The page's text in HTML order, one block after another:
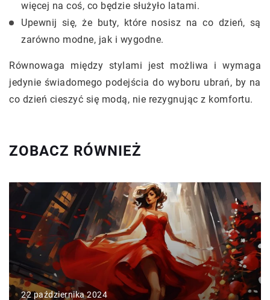
więcej na coś, co będzie służyło latami.
Upewnij się, że buty, które nosisz na co dzień, są
zarówno modne, jak i wygodne.
Równowaga między stylami jest możliwa i wymaga
jedynie świadomego podejścia do wyboru ubrań, by na
co dzień cieszyć się modą, nie rezygnując z komfortu.
ZOBACZ RÓWNIEŻ
22 października 2024